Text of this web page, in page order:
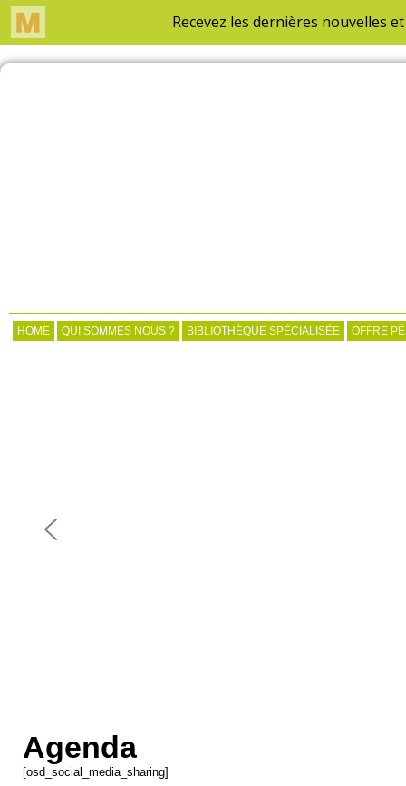
HOME QUI SOMMES NOUS ? BIBLIOTHÈQUE SPÉCIALISÉE OFFRE
Agenda
[osd_social_media_sharing]